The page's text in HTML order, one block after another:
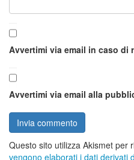
Avvertimi via email in caso di
Avvertimi via email alla
Questo sito utilizza Akismet per
vengono elaborati i dati derivati